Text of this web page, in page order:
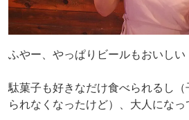
ふやー、やっぱりビールもおいしい
駄菓子も好きなだけ食べられるし
られなくなったけど）、大人になっ